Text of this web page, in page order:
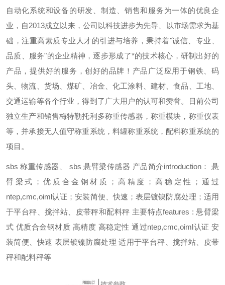
自动化系统和设备的研发、制造、销售和服务为一体的优良企
业，自2013成立以来，公司以科技进步为先导、以市场需求为基
础，注重高素质专业人才的引进与培养，秉持着"诚信、专业、
品质、服务"的企业精神，逐步形成了*的技术核心，研制出好的
产品，提供好的服务，创好的品牌！产品广泛应用于钢铁、码
头、物流、货场、煤矿、冶金、化工涂料、建材、食品、工地、
交通运输等各个行业，得到了广大用户的认可和赞誉。目前公司
独立生产和销售梅特勒托利多称重传感器，称重模块，称重仪表
等，并承接无人值守称重系统，料罐称重系统，配料称重系统的
项目。
sbs 称重传感器、 sbs 悬臂梁传感器 产品简介introduction： 悬
臂梁式；优质合金钢材质；高精度；高稳定性；通过
ntep,cmc,oiml认证；安装简便、快速；表层镀镍防腐处理；适用
于平台秤、搅拌站、皮带秤和配料秤 主要特点features : 悬臂梁
式 优质合金钢材质 高精度 高稳定性 通过ntep,cmc,oiml认证 安
装简便、快速 表层镀镍防腐处理 适用于平台秤、搅拌站、皮带
秤和配料秤等